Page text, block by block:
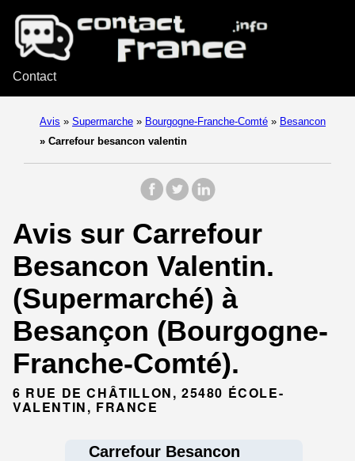
Contact
Avis » Supermarche » Bourgogne-Franche-Comté » Besancon
» Carrefour besancon valentin
Avis sur Carrefour
Besancon Valentin.
(Supermarché) à
Besançon (Bourgogne-
Franche-Comté).
6 RUE DE CHÂTILLON, 25480 ÉCOLE-
VALENTIN, FRANCE
Carrefour Besancon